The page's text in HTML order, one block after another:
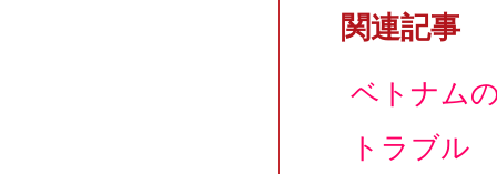
関連記事
ベトナム
トラブル